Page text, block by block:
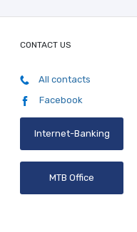
CONTACT US
All contacts
Facebook
Internet-Banking
MTB Office